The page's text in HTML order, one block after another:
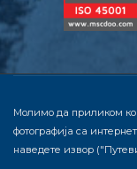
Молимо да приликом
фотографија са
наведете извор